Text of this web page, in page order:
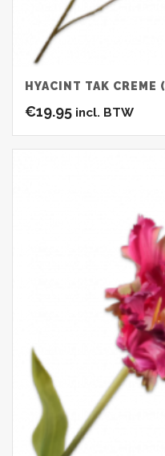
HYACINT TAK CREME
€19.95 incl. BTW